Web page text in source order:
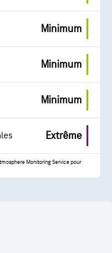
Minimum
Minimum
Minimum
Extrême
Monitoring Service pour